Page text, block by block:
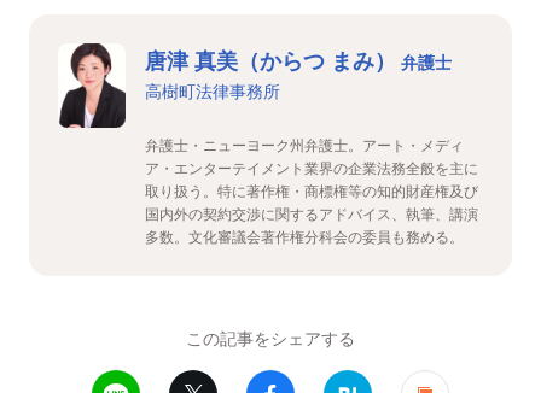
唐津 真美（からつ まみ）
弁護士
高樹町法律事務所
弁護士・ニューヨーク州弁護士。アート・メディ
ア・エンターテイメント業界の企業法務全般を主に
取り扱う。特に著作権・商標権等の知的財産権及び
国内外の契約交渉に関するアドバイス、執筆、講演
多数。文化審議会著作権分科会の委員も務める。
この記事をシェアする